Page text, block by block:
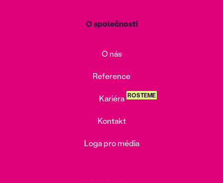
O společnosti
O nás
Reference
Kariéra ROSTEME
Kontakt
Loga pro média